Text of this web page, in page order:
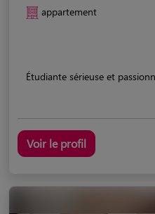
appartement
Étudiante sérieuse et
Voir le profil